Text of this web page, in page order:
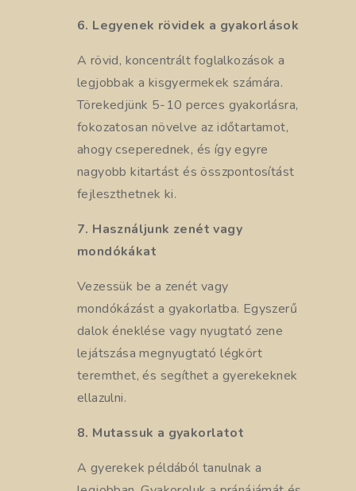
6. Legyenek rövidek a gyakorlások
A rövid, koncentrált foglalkozások a
legjobbak a kisgyermekek számára.
Törekedjünk 5-10 perces gyakorlásra,
fokozatosan növelve az időtartamot,
ahogy cseperednek, és így egyre
nagyobb kitartást és összpontosítást
fejleszthetnek ki.
7. Használjunk zenét vagy
mondókákat
Vezessük be a zenét vagy
mondókázást a gyakorlatba. Egyszerű
dalok éneklése vagy nyugtató zene
lejátszása megnyugtató légkört
teremthet, és segíthet a gyerekeknek
ellazulni.
8. Mutassuk a gyakorlatot
A gyerekek példából tanulnak a